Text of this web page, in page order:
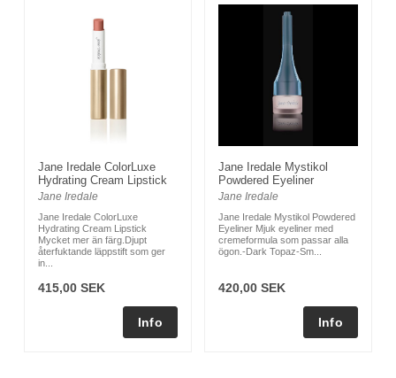
Jane Iredale ColorLuxe
Hydrating Cream Lipstick
Jane Iredale
Jane Iredale ColorLuxe
Hydrating Cream Lipstick
Mycket mer än färg.Djupt
återfuktande läppstift som ger
in...
415,00 SEK
Jane Iredale Mystikol
Powdered Eyeliner
Jane Iredale
Jane Iredale Mystikol Powdered
Eyeliner Mjuk eyeliner med
cremeformula som passar alla
ögon.-Dark Topaz-Sm...
420,00 SEK